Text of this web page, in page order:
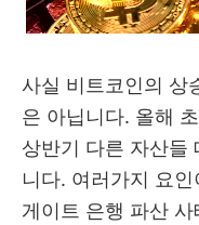
사실 비트코인의 상
은 아닙니다. 올해
상반기 다른 자산들
니다. 여러가지 요
게이트 은행 파산